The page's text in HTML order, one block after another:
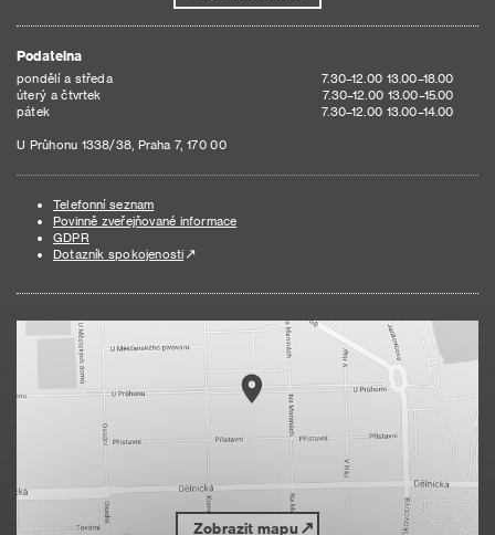
Podatelna
pondělí a středa
7.30–12.00 13.00–18.00
úterý a čtvrtek
7.30–12.00 13.00–15.00
pátek
7.30–12.00 13.00–14.00
U Průhonu 1338/38, Praha 7, 170 00
Telefonní seznam
Povinně zveřejňované informace
GDPR
Dotazník spokojenosti
Zobrazit mapu